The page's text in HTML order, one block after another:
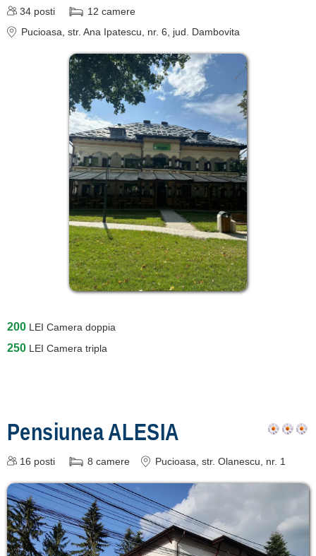
34 posti 12 camere
Pucioasa , str. Ana Ipatescu, nr. 6 , jud. Dambovita
200 LEI Camera doppia
250 LEI Camera tripla
Pensiunea ALESIA
16 posti 8 camere Pucioasa , str. Olanescu, nr. 1
contact